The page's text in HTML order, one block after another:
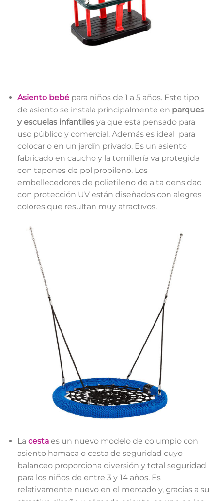
Asiento bebépara niños de 1 a 5 años. Este tipo
de asiento se instala principalmente en parques
y escuelas infantilesya que está pensado para
uso público y comercial. Además es ideal para
colocarlo en un jardín privado. Es un asiento
fabricado en caucho y la tornillería va protegida
con tapones de polipropileno. Los
embellecedores de polietileno de alta densidad
con protección UV están diseñados con alegres
colores que resultan muy atractivos.
La cestaes un nuevo modelo de columpio con
asiento hamaca o cesta de seguridad cuyo
balanceo proporciona diversión y total seguridad
para los niños de entre 3 y 14 años. Es
relativamente nuevo en el mercado y, gracias a su